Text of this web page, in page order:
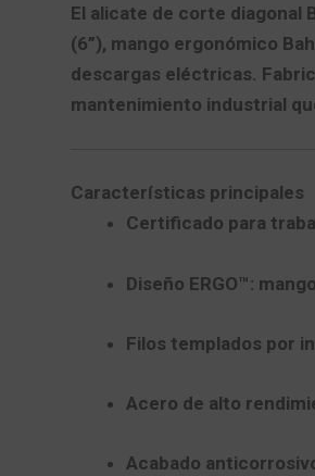
El alicate de corte diagonal
(6”), mango ergonómico
descargas eléctricas.
mantenimiento industrial
Características principales
Certificado para
Diseño ERGO™:
Filos templados por
Acero de alto
Acabado